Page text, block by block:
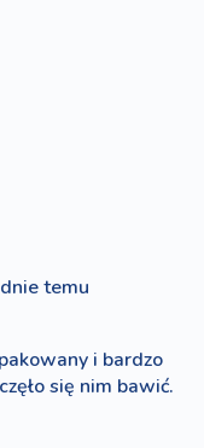
temu
i bardzo
się nim bawić.